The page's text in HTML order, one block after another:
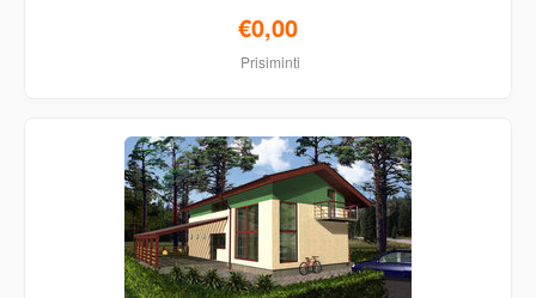
€0,00
Prisiminti